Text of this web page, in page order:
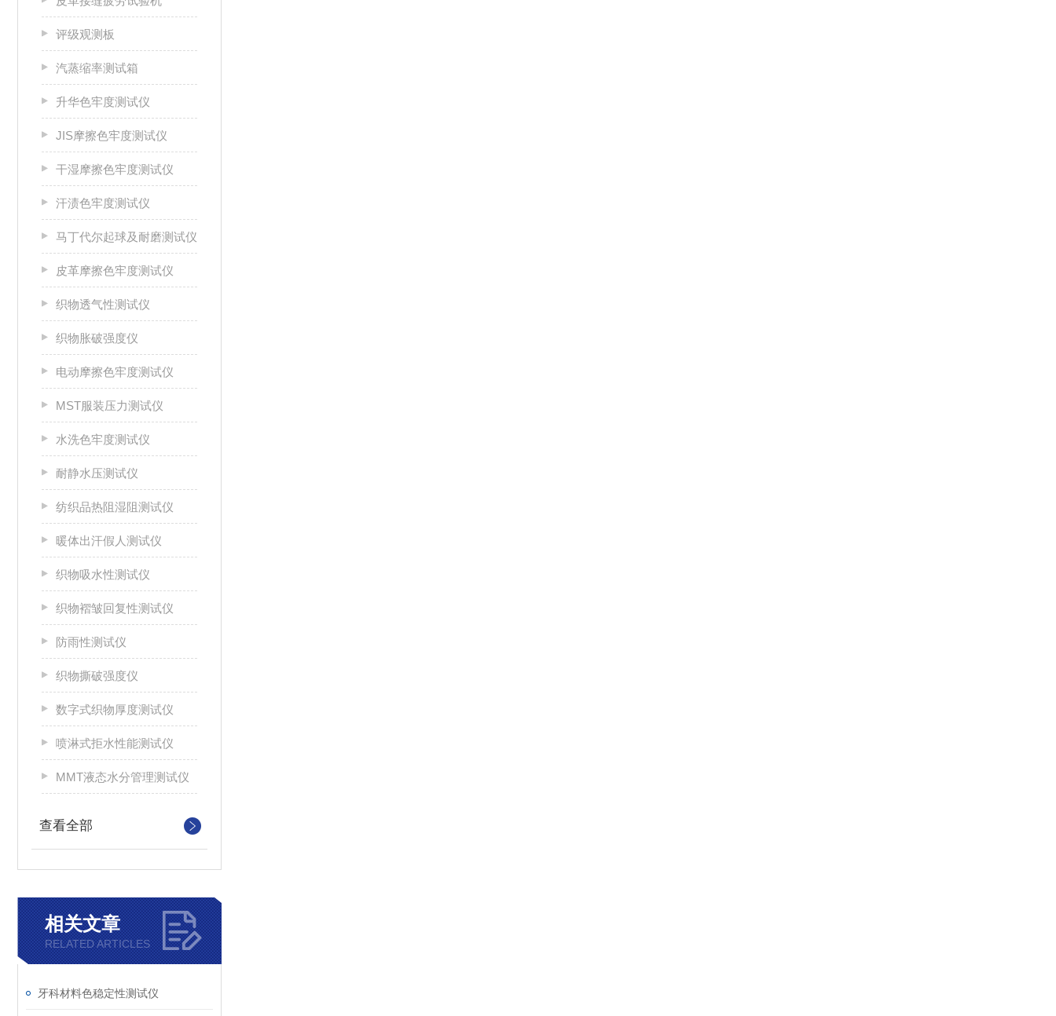
评级观测板
汽蒸缩率测试箱
升华色牢度测试仪
JIS摩擦色牢度测试仪
干湿摩擦色牢度测试仪
汗渍色牢度测试仪
马丁代尔起球及耐磨测试仪
皮革摩擦色牢度测试仪
织物透气性测试仪
织物胀破强度仪
电动摩擦色牢度测试仪
MST服装压力测试仪
水洗色牢度测试仪
耐静水压测试仪
纺织品热阻湿阻测试仪
暖体出汗假人测试仪
织物吸水性测试仪
织物褶皱回复性测试仪
防雨性测试仪
织物撕破强度仪
数字式织物厚度测试仪
喷淋式拒水性能测试仪
MMT液态水分管理测试仪
查看全部
相关文章
RELATED ARTICLES
牙科材料色稳定性测试仪